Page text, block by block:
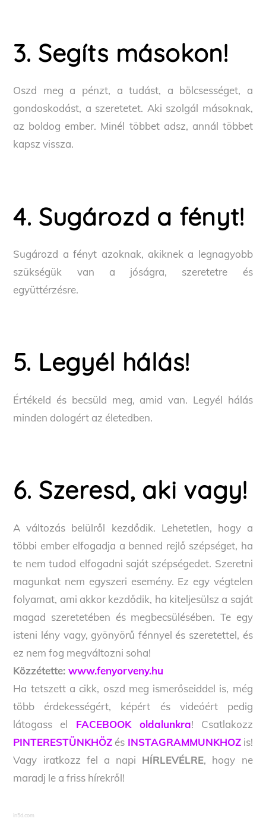
3. Segíts másokon!
Oszd meg a pénzt, a tudást, a bölcsességet, a
gondoskodást, a szeretetet. Aki szolgál másoknak,
az boldog ember. Minél többet adsz, annál többet
kapsz vissza.
4. Sugározd a fényt!
Sugározd a fényt azoknak, akiknek a legnagyobb
szükségük van a jóságra, szeretetre és
együttérzésre.
5. Legyél hálás!
Értékeld és becsüld meg, amid van. Legyél hálás
minden dologért az életedben.
6. Szeresd, aki vagy!
A változás belülről kezdődik. Lehetetlen, hogy a
többi ember elfogadja a benned rejlő szépséget, ha
te nem tudod elfogadni saját szépségedet. Szeretni
magunkat nem egyszeri esemény. Ez egy végtelen
folyamat, ami akkor kezdődik, ha kiteljesülsz a saját
magad szeretetében és megbecsülésében. Te egy
isteni lény vagy, gyönyörű fénnyel és szeretettel, és
ez nem fog megváltozni soha!
Közzétette:www.fenyorveny.hu
Ha tetszett a cikk, oszd meg ismerőseiddel is, még
több érdekességért, képért és videóért pedig
látogass el FACEBOOK oldalunkra! Csatlakozz
PINTERESTÜNKHÖZ és INSTAGRAMMUNKHOZis!
Vagy iratkozz fel a napi HÍRLEVÉLRE, hogy ne
maradj le a friss hírekről!
in5d.com